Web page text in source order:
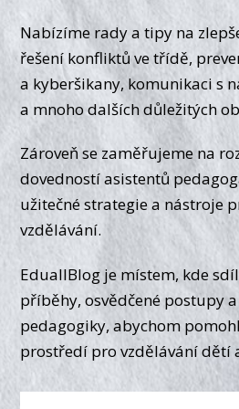
Nabízíme rady a tipy na
řešení konfliktů ve třídě,
a kyberšikany, komunikaci s
a mnoho dalších důležitých
Zároveň se zaměřujeme na
dovedností asistentů
užitečné strategie a nástroje
vzdělávání.
EduallBlog je místem, kde
příběhy, osvědčené postupy
pedagogiky, abychom
prostředí pro vzdělávání dětí